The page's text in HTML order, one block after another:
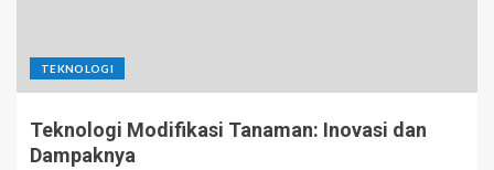
TEKNOLOGI
Teknologi Modifikasi Tanaman: Inovasi dan
Dampaknya